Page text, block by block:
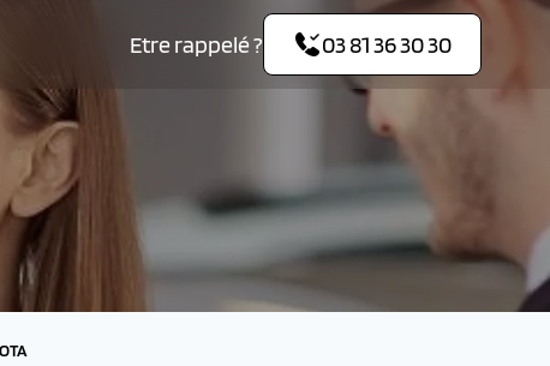
Etre rappelé ? 03 81 36 30 30